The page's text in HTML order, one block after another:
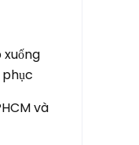
xuống
và